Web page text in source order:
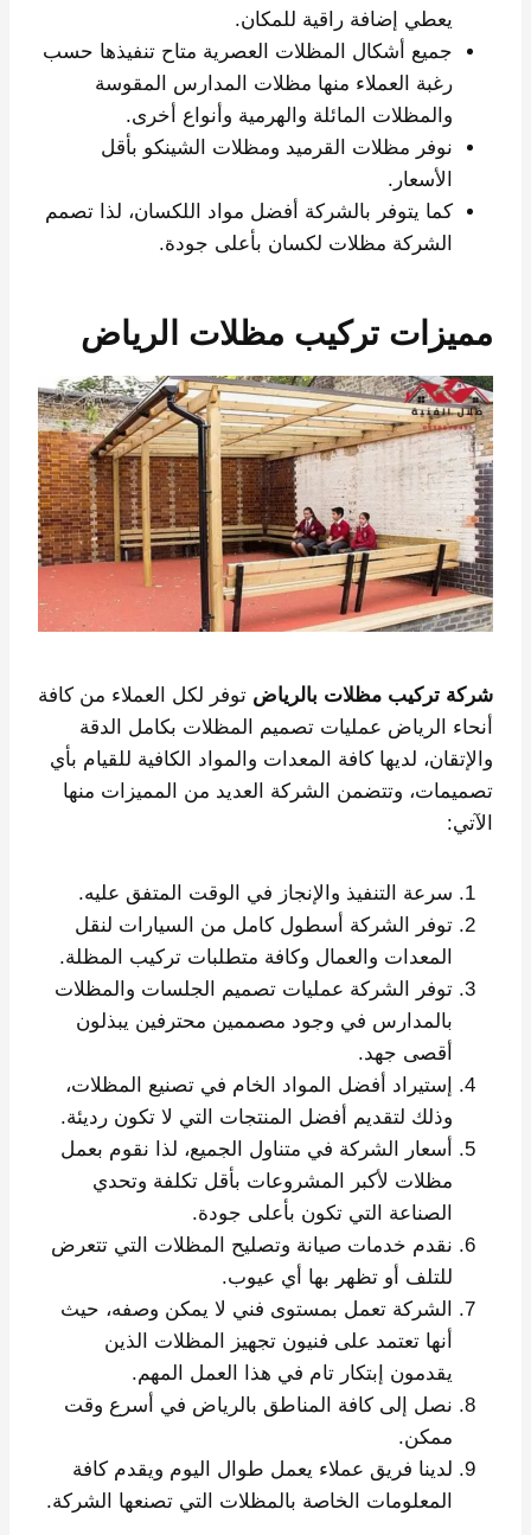
يعطي إضافة راقية للمكان.
جميع أشكال المظلات العصرية متاح تنفيذها حسب
رغبة العملاء منها مظلات المدارس المقوسة
والمظلات المائلة والهرمية وأنواع أخرى.
نوفر مظلات القرميد ومظلات الشينكو بأقل
الأسعار.
كما يتوفر بالشركة أفضل مواد اللكسان، لذا تصمم
الشركة مظلات لكسان بأعلى جودة.
مميزات تركيب مظلات الرياض
شركة تركيب مظلات بالرياض توفر لكل العملاء من كافة
أنحاء الرياض عمليات تصميم المظلات بكامل الدقة
والإتقان، لديها كافة المعدات والمواد الكافية للقيام بأي
تصميمات، وتتضمن الشركة العديد من المميزات منها
الآتي:
سرعة التنفيذ والإنجاز في الوقت المتفق عليه.
توفر الشركة أسطول كامل من السيارات لنقل
المعدات والعمال وكافة متطلبات تركيب المظلة.
توفر الشركة عمليات تصميم الجلسات والمظلات
بالمدارس في وجود مصممين محترفين يبذلون
أقصى جهد.
إستيراد أفضل المواد الخام في تصنيع المظلات،
وذلك لتقديم أفضل المنتجات التي لا تكون رديئة.
أسعار الشركة في متناول الجميع، لذا نقوم بعمل
مظلات لأكبر المشروعات بأقل تكلفة وتحدي
الصناعة التي تكون بأعلى جودة.
نقدم خدمات صيانة وتصليح المظلات التي تتعرض
للتلف أو تظهر بها أي عيوب.
الشركة تعمل بمستوى فني لا يمكن وصفه، حيث
أنها تعتمد على فنيون تجهيز المظلات الذين
يقدمون إبتكار تام في هذا العمل المهم.
نصل إلى كافة المناطق بالرياض في أسرع وقت
ممكن.
لدينا فريق عملاء يعمل طوال اليوم ويقدم كافة
المعلومات الخاصة بالمظلات التي تصنعها الشركة.